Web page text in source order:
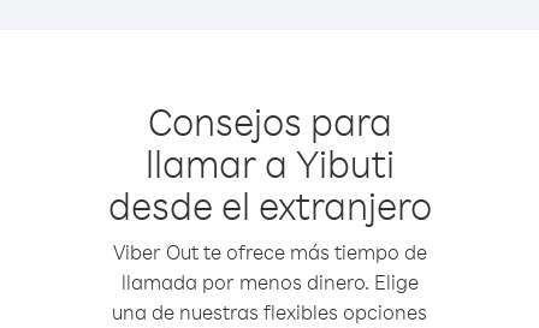
Consejos para
llamar a Yibuti
desde el extranjero
Viber Out te ofrece más tiempo de
llamada por menos dinero. Elige
una de nuestras flexibles opciones